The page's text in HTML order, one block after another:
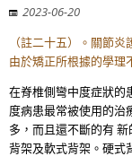
2023-06-20
（註二十五）。關節
由於矯正所根據的學理
在脊椎側彎中度症狀的
度病患最常被使用的治
多，而且還不斷的有
背架及軟式背架。硬式